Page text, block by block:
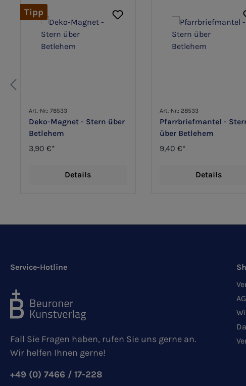
Tipp
Art.-Nr.: 78533
Deko-Magnet - Stern über
Betlehem
3,90 €*
Details
Art.-Nr.: 28533
Pfarrbriefmantel -
über Betlehem
9,40 €*
Details
Service-Hotline
Fall Sie Fragen haben, rufen Sie uns gerne an.
Wir helfen Ihnen gerne!
+49 (0) 7466 / 17-228